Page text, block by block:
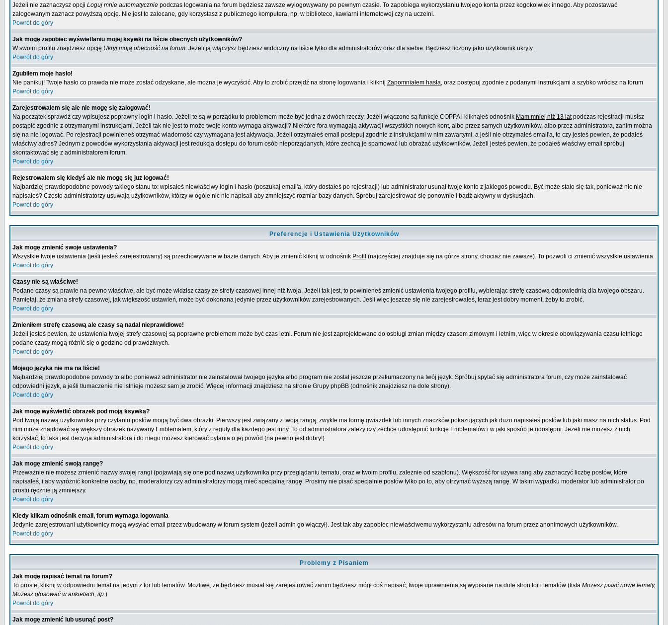
Jeżeli nie zaznaczysz opcji Loguj mnie automatycznie podczas logowania na forum będziesz zawsze wylogowywany po pewnym czasie. To zapobiega wykorzystaniu twojego konta przez kogokolwiek innego. Aby pozostawać
zalogowanym zaznacz powyższą opcję. Nie jest to zalecane, gdy korzystasz z publicznego komputera, np. w bibliotece, kawiarni internetowej czy na uczelni.
Powrót do góry
Jak mogę zapobiec wyświetlaniu mojej ksywki na liście obecnych użytkowników?
W swoim profilu znajdziesz opcję Ukryj moją obecność na forum. Jeżeli ją włączysz będziesz widoczny na liście tylko dla administratorów oraz dla siebie. Będziesz liczony jako użytkownik ukryty.
Powrót do góry
Zgubiłem moje hasło!
Nie panikuj! Twoje hasło co prawda nie może zostać odzyskane, ale można je wyczyścić. Aby to zrobić przejdź na stronę logowania i kliknij Zapomniałem hasła, oraz postępuj zgodnie z podanymi instrukcjami a szybko wrócisz na forum
Powrót do góry
Zarejestrowałem się ale nie mogę się zalogować!
Na początek sprawdź czy wpisujesz poprawny login i hasło. Jeżeli te są w porządku to problemem może być jedna z dwóch rzeczy. Jeżeli włączone są funkcje COPPA i kliknąłeś odnośnik Mam mniej niż 13 latpodczas rejestracji musisz
postąpić zgodnie z otrzymanymi instrukcjami. Jeżeli tak nie jest to może twoje konto wymaga aktywacji? Niektóre fora wymagają aktywacji wszystkich nowych kont, albo przez samych użytkowników, albo przez administratora, zanim można
się na nie logować. Po rejestracji powinieneś otrzymać wiadomość czy wymagana jest aktywacja. Jeżeli otrzymałeś email postępuj zgodnie z instrukcjami w nim zawartymi, a jeśli nie otrzymałeś email'a, to czy jesteś pewien, że podałeś
właściwy adres? Jednym z powodów wykorzystania aktywacji jest redukcja dostępu do forum osób nieporządanych, które zechcą je spamować lub obrażać użytkowników. Jeżeli jesteś pewien, że podałeś właściwy email spróbuj
skontaktować się z administratorem forum.
Powrót do góry
Rejestrowałem się kiedyś ale nie mogę się już logować!
Najbardziej prawdopodobne powody takiego stanu to: wpisałeś niewłaściwy login i hasło (poszukaj email'a, który dostałeś po rejestracji) lub administrator usunął twoje konto z jakiegoś powodu. Być może stało się tak, ponieważ nic nie
napisałeś? Często administratorzy usuwają użytkowników, którzy w ogóle nic nie napisali aby zmniejszyć rozmiar bazy danych. Spróbuj zarejestrować się ponownie i bądź aktywny w dyskusjach.
Powrót do góry
Preferencje i Ustawienia Użytkowników
Jak mogę zmienić swoje ustawienia?
Wszystkie twoje ustawienia (jeśli jesteś zarejestrowany) są przechowywane w bazie danych. Aby je zmienić kliknij w odnośnik Profil (najczęściej znajduje się na górze strony, chociaż nie zawsze). To pozwoli ci zmienić wszystkie ustawienia.
Powrót do góry
Czasy nie są właściwe!
Podane czasy są prawie na pewno właściwe, ale być może widzisz czasy ze strefy czasowej innej niż twoja. Jeżeli tak jest, to powinieneś zmienić ustawienia twojego profilu, wybierając strefę czasową odpowiednią dla twojego obszaru.
Pamiętaj, że zmiana strefy czasowej, jak większość ustawień, może być dokonana jedynie przez użytkowników zarejestrowanych. Jeśli więc jeszcze się nie zarejestrowałeś, teraz jest dobry moment, żeby to zrobić.
Powrót do góry
Zmieniłem strefę czasową ale czasy są nadal nieprawidłowe!
Jeżeli jesteś pewien, że ustawienia twojej strefy czasowej są poprawne problemem może być czas letni. Forum nie jest zaprojektowane do osbługi zmian między czasem zimowym i letnim, więc w okresie obowiązywania czasu letniego
podane czasy mogą różnić się o godzinę od prawdziwych.
Powrót do góry
Mojego języka nie ma na liście!
Najbardziej prawdopodobne powody to albo ponieważ administrator nie zainstalował twojego języka albo program nie został jeszcze przetłumaczony na twój język. Spróbuj spytać się administratora forum, czy może zainstalować
odpowiedni język, a jeśli tłumaczenie nie istnieje możesz sam je zrobić. Więcej informacji znajdziesz na stronie Grupy phpBB (odnośnik znajdziesz na dole strony).
Powrót do góry
Jak mogę wyświetlić obrazek pod moją ksywką?
Pod twoją nazwą użytkownika przy czytaniu postów mogą być dwa obrazki. Pierwszy jest związany z twoją rangą, zwykle ma formę gwiazdek lub innych znaczków pokazujących jak dużo napisałeś postów lub jaki masz na nich status. Pod
nim może znajdować się większy obrazek nazywany Emblematem, który z reguły dla każdego jest inny. To od administratora zależy czy zechce udostępnić funkcje Emblematów i w jaki sposób je udostępni. Jeżeli nie możesz z nich
korzystać, to taka jest decyzja administratora i do niego możesz kierować pytania o jej powód (na pewno jest dobry!)
Powrót do góry
Jak mogę zmienić swoją rangę?
Przeważnie nie możesz zmienić nazwy swojej rangi (pojawiają się one pod nazwą użytkownika przy przeglądaniu tematu, oraz w twoim profilu, zależnie od szablonu). Większość for używa rang aby zaznaczyć liczbę postów, które
napisałeś, i aby wyróżnić konkretne osoby, np. moderatorzy czy administratorzy mogą mieć specjalną rangę. Prosimy nie pisać specjalnie postów tylko po to, aby otrzymać wyższą rangę. W takim wypadku moderator lub administrator po
prostu ręcznie ją zmniejszy.
Powrót do góry
Kiedy klikam odnośnik email, forum wymaga logowania
Jedynie zarejestrowani użytkownicy mogą wysyłać email przez wbudowany w forum system (jeżeli admin go włączył). Jest tak aby zapobiec niewłaściwemu wykorzystaniu adresów na forum przez anonimowych użytkowników.
Powrót do góry
Problemy z Pisaniem
Jak mogę napisać temat na forum?
To proste, kliknij w odpowiedni temat na jedym z for lub tematów. Możliwe, że będziesz musiał się zarejestrować zanim będziesz mógł coś napisać; twoje uprawnienia są wypisane na dole stron for i tematów (lista Możesz pisać nowe tematy,
Możesz głosować w ankietach, itp.)
Powrót do góry
Jak mogę zmienić lub usunąć post?